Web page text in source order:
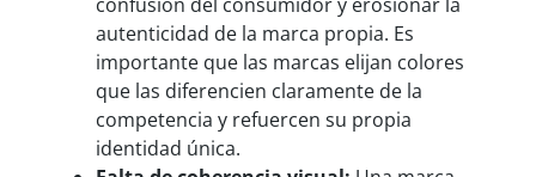
autenticidad de la marca propia. Es
importante que las marcas elijan colores
que las diferencien claramente de la
competencia y refuercen su propia
identidad única.